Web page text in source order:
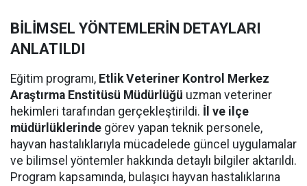
BİLİMSEL YÖNTEMLERİN DETAYLARI
ANLATILDI
Eğitim programı, Etlik Veteriner Kontrol Merkez
Araştırma Enstitüsü Müdürlüğü uzman veteriner
hekimleri tarafından gerçekleştirildi. İl ve ilçe
müdürlüklerinde görev yapan teknik personele,
hayvan hastalıklarıyla mücadelede güncel uygulamalar
ve bilimsel yöntemler hakkında detaylı bilgiler aktarıldı.
Program kapsamında, bulaşıcı hayvan hastalıklarına